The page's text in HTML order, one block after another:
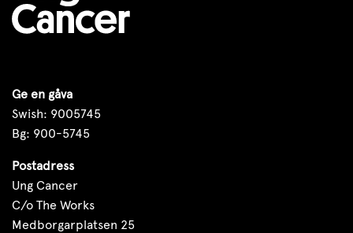
Ge en gåva
Swish: 9005745
Bg: 900-5745
Postadress
Ung Cancer
C/o The Works
Medborgarplatsen 25